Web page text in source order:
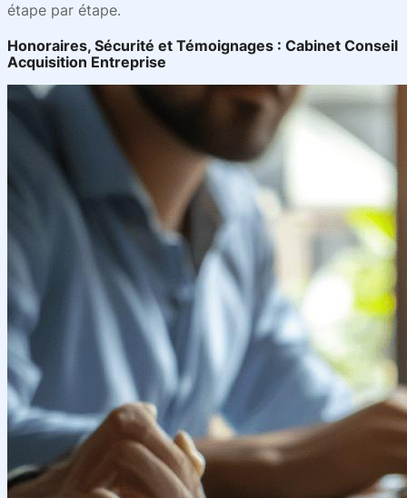
étape par étape.
Honoraires, Sécurité et Témoignages : Cabinet Conseil
Acquisition Entreprise